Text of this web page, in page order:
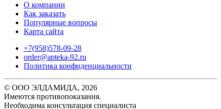
О компании
Как заказать
Популярные вопросы
Карта сайта
+7(958)578-09-28
order@apteka-92.ru
Политика конфиденциальности
© ООО ЭЛДАМИДА, 2026
Имеются противопоказания.
Необходима консультация специалиста